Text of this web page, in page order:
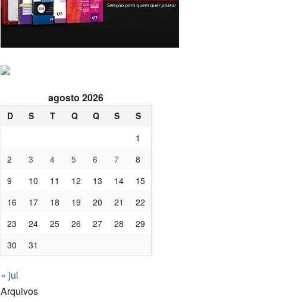
agosto 2026
D S T Q Q S
S
1
2
3 4 5 6 7
8
9
10 11 12 13 14
15
16
17 18 19 20 21
22
23
24 25 26 27 28
29
30
31
« jul
Arquivos